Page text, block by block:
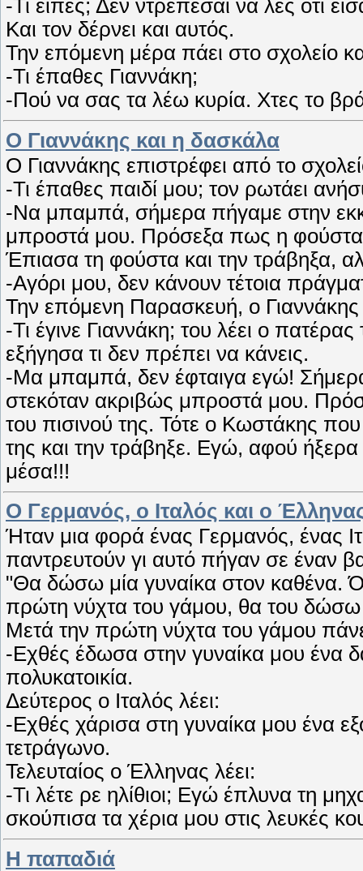
-Τι είπες; Δεν ντρέπεσαι να λες ότι
Και τον δέρνει και αυτός.
Την επόμενη μέρα πάει στο σχολείο
-Τι έπαθες Γιαννάκη;
-Πού να σας τα λέω κυρία. Χτες το
Ο Γιαννάκης και η δασκάλα
Ο Γιαννάκης επιστρέφει από το
-Τι έπαθες παιδί μου; τον ρωτάει
-Να μπαμπά, σήμερα πήγαμε στην
μπροστά μου. Πρόσεξα πως η φούστα
Έπιασα τη φούστα και την τράβηξα,
-Αγόρι μου, δεν κάνουν τέτοια
Την επόμενη Παρασκευή, ο Γιαννάκης
-Τι έγινε Γιαννάκη; του λέει ο
εξήγησα τι δεν πρέπει να κάνεις.
-Μα μπαμπά, δεν έφταιγα εγώ!
στεκόταν ακριβώς μπροστά μου.
του πισινού της. Τότε ο Κωστάκης
της και την τράβηξε. Εγώ, αφού
μέσα!!!
Ο Γερμανός, ο Ιταλός και ο
Ήταν μια φορά ένας Γερμανός, ένας
παντρευτούν γι αυτό πήγαν σε έναν
"Θα δώσω μία γυναίκα στον καθένα.
πρώτη νύχτα του γάμου, θα του δώσω
Μετά την πρώτη νύχτα του γάμου
-Εχθές έδωσα στην γυναίκα μου ένα
πολυκατοικία.
Δεύτερος ο Ιταλός λέει:
-Εχθές χάρισα στη γυναίκα μου ένα
τετράγωνο.
Τελευταίος ο Έλληνας λέει:
-Τι λέτε ρε ηλίθιοι; Εγώ έπλυνα τη
σκούπισα τα χέρια μου στις λευκές
Η παπαδιά